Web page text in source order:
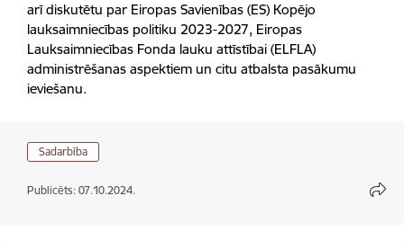
arī diskutētu par Eiropas Savienības (ES) Kopējo
lauksaimniecības politiku 2023-2027, Eiropas
Lauksaimniecības Fonda lauku attīstībai (ELFLA)
administrēšanas aspektiem un citu atbalsta pasākumu
ieviešanu.
Sadarbība
Publicēts: 07.10.2024.